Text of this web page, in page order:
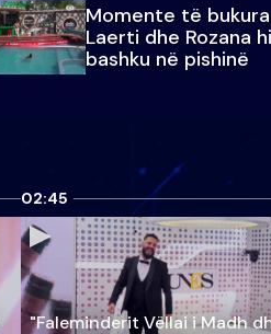
Momente të
Laerti dhe Rozana
bashku në pishinë
02:45
"Faleminderit Vëllai i Madh